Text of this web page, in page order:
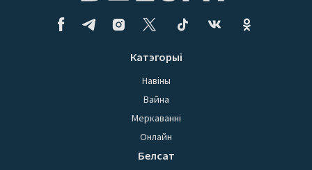
Катэгорыі
Навіны
Вайна
Меркаванні
Онлайн
Белсат